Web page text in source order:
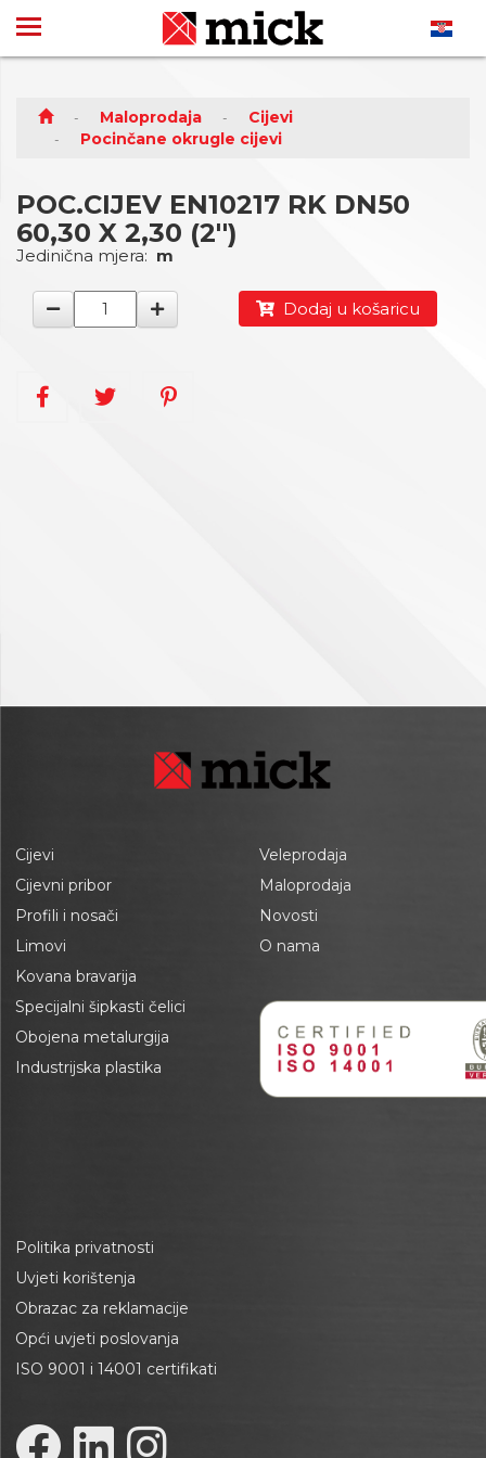
Maloprodaja
Cijevi
Pocinčane okrugle cijevi
POC.CIJEV EN10217 RK DN50
60,30 X 2,30 (2'')
Jedinična mjera: m
Dodaj u košaricu
Cijevi
Cijevni pribor
Profili i nosači
Limovi
Kovana bravarija
Specijalni šipkasti čelici
Obojena metalurgija
Industrijska plastika
Veleprodaja
Maloprodaja
Novosti
O nama
Politika privatnosti
Uvjeti korištenja
Obrazac za reklamacije
Opći uvjeti poslovanja
ISO 9001 i 14001 certifikati